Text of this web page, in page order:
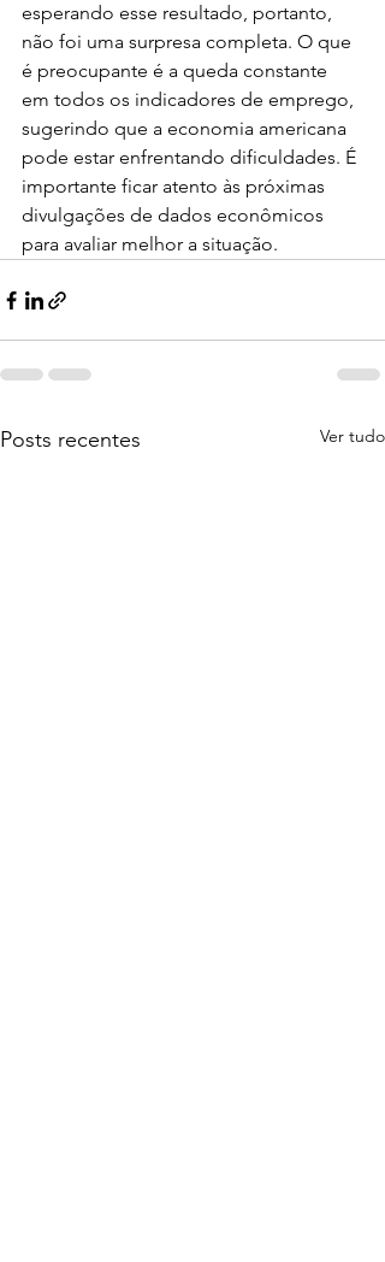
esperando esse resultado, portanto,
não foi uma surpresa completa. O que
é preocupante é a queda constante
em todos os indicadores de emprego,
sugerindo que a economia americana
pode estar enfrentando dificuldades. É
importante ficar atento às próximas
divulgações de dados econômicos
para avaliar melhor a situação.
Posts recentes Ver tudo